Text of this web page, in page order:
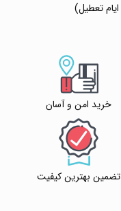
خرید امن و آسان
تضمین بهترین کیفیت